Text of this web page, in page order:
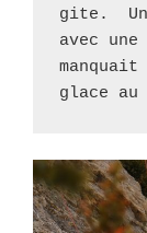
gite.
avec